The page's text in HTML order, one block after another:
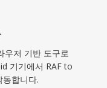
우저 기반 도구로
기기에서 RAF to
합니다.